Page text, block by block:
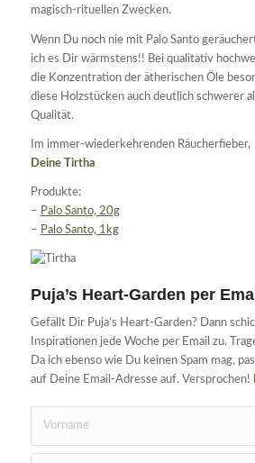
magisch-rituellen Zwecken.
Wenn Du noch nie mit Palo Santo
ich es Dir wärmstens!! Bei qualitativ
die Konzentration der ätherischen Öle
diese Holzstücken auch deutlich schwerer
Qualität.
Im immer-wiederkehrenden Räucherfieber,
Deine Tirtha
Produkte:
– Palo Santo, 20g
– Palo Santo, 1kg
Puja’s Heart-Garden per
Gefällt Dir Puja’s Heart-Garden? Dann
Inspirationen jede Woche per Email zu.
Da ich ebenso wie Du keinen Spam mag,
auf Deine Email-Adresse auf. Versprochen!